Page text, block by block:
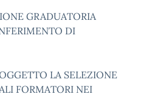
GRADUATORIA
DI
LA SELEZIONE
FORMATORI NEI